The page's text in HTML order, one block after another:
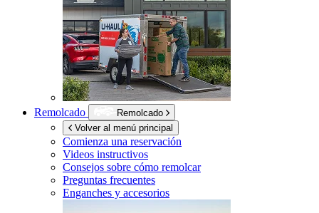
Remolcado
Remolcado
Volver al menú principal
Comienza una reservación
Videos instructivos
Consejos sobre cómo remolcar
Preguntas frecuentes
Enganches y accesorios